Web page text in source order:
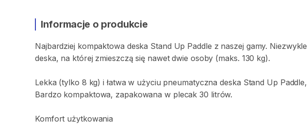
Informacje o produkcie
Najbardziej kompaktowa deska Stand Up Paddle z naszej gamy. Niezwykle
deska​,​ na której zmieszczą się nawet dwie osoby (maks. 130 kg).
Lekka (tylko 8 kg) i łatwa w użyciu pneumatyczna deska Stand Up Paddle​,​
Bardzo kompaktowa​,​ zapakowana w plecak 30 litrów.
Komfort użytkowania